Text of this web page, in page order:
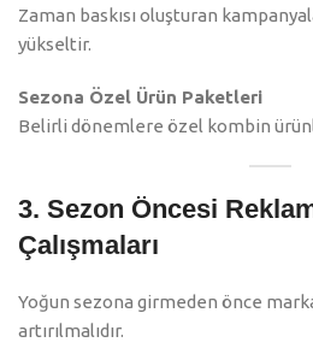
Zaman baskısı oluşturan
yükseltir.
Sezona Özel Ürün Paketleri
Belirli dönemlere özel kombin
3. Sezon Öncesi
Çalışmaları
Yoğun sezona girmeden önce
artırılmalıdır.